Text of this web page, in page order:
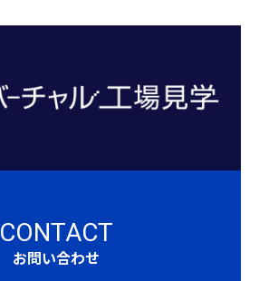
CONTACT
お問い合わせ